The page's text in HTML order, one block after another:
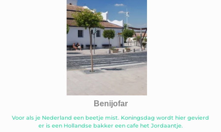
Benijofar
Voor als je Nederland een beetje mist. Koningsdag wordt hier gevierd
er is een Hollandse bakker een cafe het Jordaantje.